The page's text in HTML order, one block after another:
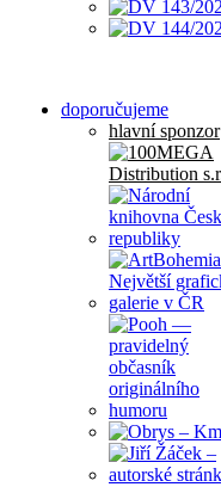
doporučujeme
hlavní sponzor